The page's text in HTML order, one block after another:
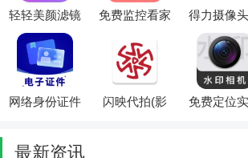
轻轻美颜滤镜
相机(美颜拍
照工具)
免费监控看家
版
得力摄像
新手机版
网络身份证件
闪映代拍(影
免费定位
最新资讯